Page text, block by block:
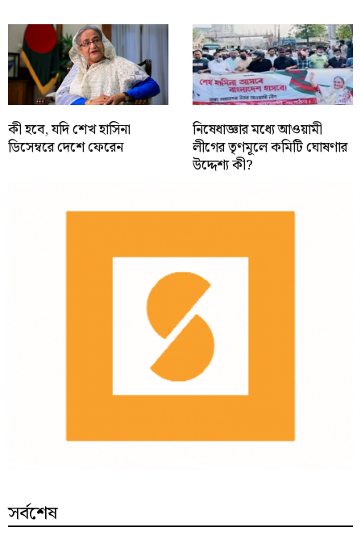
কী হবে, যদি শেখ হাসিনা
ডিসেম্বরে দেশে ফেরেন
নিষেধাজ্ঞার মধ্যে আওয়ামী
লীগের তৃণমূলে কমিটি ঘোষণার
উদ্দেশ্য কী?
সর্বশেষ